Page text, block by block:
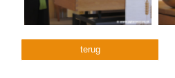
terug